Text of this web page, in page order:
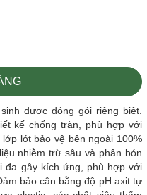
được đóng gói riêng biệt.
kế chống tràn, phù hợp với
lót bảo vệ bên ngoài 100%
nhiễm trừ sâu và phân bón
đa gây kích ứng, phù hợp với
bảo cân bằng độ pH axit tự